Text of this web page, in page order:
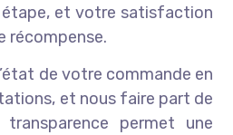
étape, et votre satisfaction
récompense.
de votre commande en
et nous faire part de
permet une